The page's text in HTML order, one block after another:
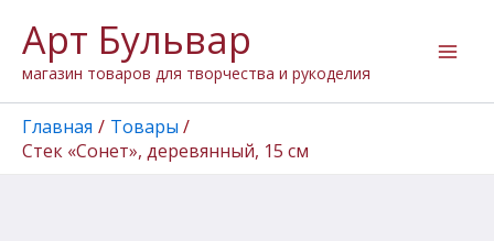
содержимому
Арт Бульвар
магазин товаров для творчества и рукоделия
Главная
Товары
Стек «Сонет», деревянный, 15 см
товара
Стек
"Сонет",
деревянный,
15